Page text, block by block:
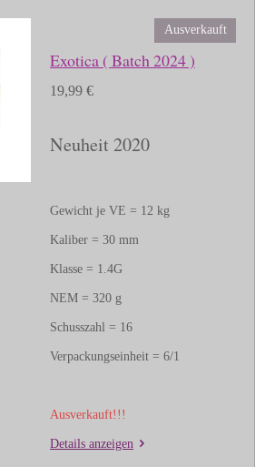
Ausverkauft
Exotica ( Batch 2024 )
19,99 €
Neuheit 2020
Gewicht je VE = 12 kg
Kaliber = 30 mm
Klasse = 1.4G
NEM = 320 g
Schusszahl = 16
Verpackungseinheit = 6/1
Ausverkauft!!!
Details anzeigen